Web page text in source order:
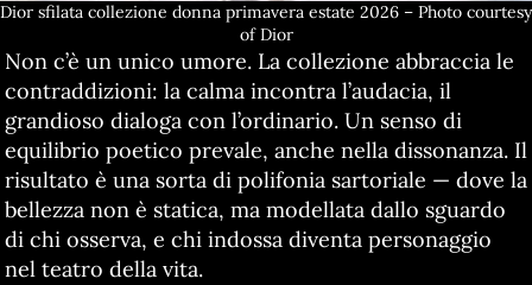
Dior sfilata collezione donna primavera estate 2026 – Photo courtesy
of Dior
Non c’è un unico umore. La collezione abbraccia le
contraddizioni: la calma incontra l’audacia, il
grandioso dialoga con l’ordinario. Un senso di
equilibrio poetico prevale, anche nella dissonanza. Il
risultato è una sorta di polifonia sartoriale — dove la
bellezza non è statica, ma modellata dallo sguardo
di chi osserva, e chi indossa diventa personaggio
nel teatro della vita.